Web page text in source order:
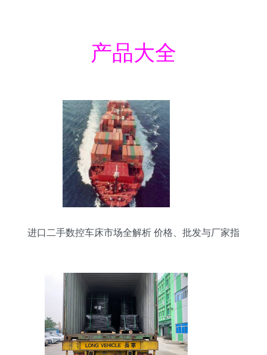
产品大全
进口二手数控车床市场全解析 价格、批发与厂家指